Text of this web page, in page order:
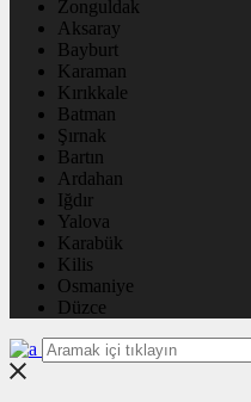
Zonguldak
Aksaray
Bayburt
Karaman
Kırıkkale
Batman
Şırnak
Bartın
Ardahan
Iğdır
Yalova
Karabük
Kilis
Osmaniye
Düzce